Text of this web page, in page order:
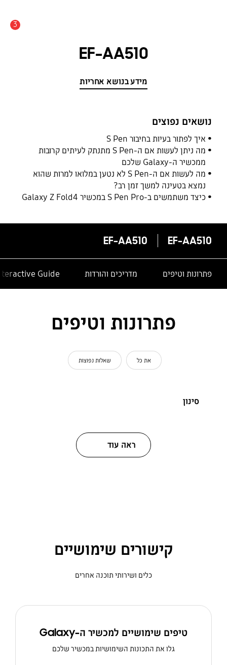
3
EF-AA510
מידע בנושא אחריות
נושאים נפוצים
איך לפתור בעיות בחיבור S Pen
מה ניתן לעשות אם ה-S Pen מתנתק לעיתים קרובות
ממכשיר ה-Galaxy שלכם
מה לעשות אם ה-S Pen לא נטען במלואו למרות שהוא
נמצא בטעינה למשך זמן רב?
כיצד משתמשים ב-S Pen Pro במכשיר Galaxy Z Fold4
EF-AA510
EF-AA510
פתרונות וטיפים מדריכים והורדות Guide
פתרונות וטיפים
את כל שאלות נפוצות
סינון
ראה עוד
קישורים שימושיים
כלים ושירותי תוכנה אחרים
טיפים שימושיים למכשיר ה-Galaxy
גלו את התכונות השימושיות במכשיר שלכם